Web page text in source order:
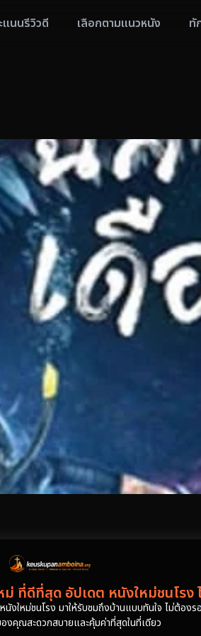
แนนรีวิวดี เลือกตามแนวหนัง ทั
ที่ดีที่สุด อัปเดต หนังใหม่ชนโรง
หม่ชนโรง มาให้รับชมถึงบ้านแบบทันใจ ไม่ต้อง
งคุณสะดวกสบายและคุ้มค่าที่สุดในที่เดียว